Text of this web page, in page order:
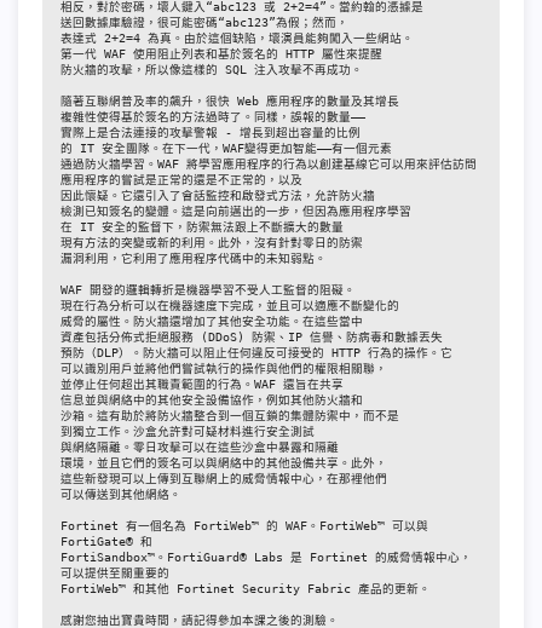
相反，對於密碼，壞人鍵入“abc123 或 2+2=4”。當約翰的憑據是
送回數據庫驗證，很可能密碼“abc123”為假；然而，
表達式 2+2=4 為真。由於這個缺陷，壞演員能夠闖入一些網站。
第一代 WAF 使用阻止列表和基於簽名的 HTTP 屬性來提醒
防火牆的攻擊，所以像這樣的 SQL 注入攻擊不再成功。
隨著互聯網普及率的飆升，很快 Web 應用程序的數量及其增長
複雜性使得基於簽名的方法過時了。同樣，誤報的數量——
實際上是合法連接的攻擊警報 - 增長到超出容量的比例
的 IT 安全團隊。在下一代，WAF變得更加智能——有一個元素
通過防火牆學習。WAF 將學習應用程序的行為以創建基線它可以用來評估訪問
應用程序的嘗試是正常的還是不正常的，以及
因此懷疑。它還引入了會話監控和啟發式方法，允許防火牆
檢測已知簽名的變體。這是向前邁出的一步，但因為應用程序學習
在 IT 安全的監督下，防禦無法跟上不斷擴大的數量
現有方法的突變或新的利用。此外，沒有針對零日的防禦
漏洞利用，它利用了應用程序代碼中的未知弱點。
WAF 開發的邏輯轉折是機器學習不受人工監督的阻礙。
現在行為分析可以在機器速度下完成，並且可以適應不斷變化的
威脅的屬性。防火牆還增加了其他安全功能。在這些當中
資產包括分佈式拒絕服務 (DDoS) 防禦、IP 信譽、防病毒和數據丟失
預防（DLP）。防火牆可以阻止任何違反可接受的 HTTP 行為的操作。它
可以識別用戶並將他們嘗試執行的操作與他們的權限相關聯，
並停止任何超出其職責範圍的行為。WAF 還旨在共享
信息並與網絡中的其他安全設備協作，例如其他防火牆和
沙箱。這有助於將防火牆整合到一個互鎖的集體防禦中，而不是
到獨立工作。沙盒允許對可疑材料進行安全測試
與網絡隔離。零日攻擊可以在這些沙盒中暴露和隔離
環境，並且它們的簽名可以與網絡中的其他設備共享。此外，
這些新發現可以上傳到互聯網上的威脅情報中心，在那裡他們
可以傳送到其他網絡。
Fortinet 有一個名為 FortiWeb™ 的 WAF。FortiWeb™ 可以與
FortiGate® 和
FortiSandbox™。FortiGuard® Labs 是 Fortinet 的威脅情報中心，
可以提供至關重要的
FortiWeb™ 和其他 Fortinet Security Fabric 產品的更新。
感謝您抽出寶貴時間，請記得參加本課之後的測驗。